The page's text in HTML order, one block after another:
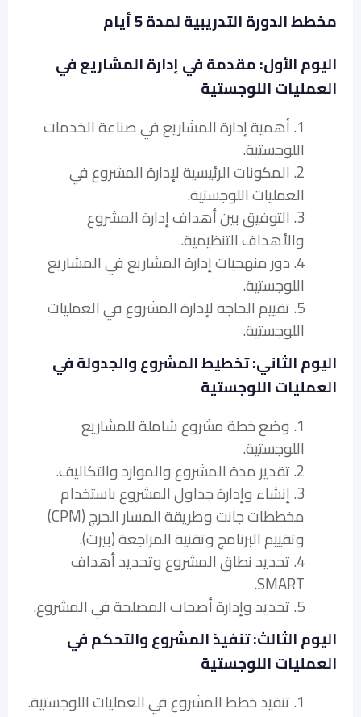
مخطط الدورة التدريبية لمدة 5 أيام
اليوم الأول: مقدمة في إدارة المشاريع في
العمليات اللوجستية
1. أهمية إدارة المشاريع في صناعة الخدمات
اللوجستية.
2. المكونات الرئيسية لإدارة المشروع في
العمليات اللوجستية.
3. التوفيق بين أهداف إدارة المشروع
والأهداف التنظيمية.
4. دور منهجيات إدارة المشاريع في المشاريع
اللوجستية.
5. تقييم الحاجة لإدارة المشروع في العمليات
اللوجستية.
اليوم الثاني: تخطيط المشروع والجدولة في
العمليات اللوجستية
1. وضع خطة مشروع شاملة للمشاريع
اللوجستية.
2. تقدير مدة المشروع والموارد والتكاليف.
3. إنشاء وإدارة جداول المشروع باستخدام
مخططات جانت وطريقة المسار الحرج (CPM)
وتقييم البرنامج وتقنية المراجعة (بيرت).
4. تحديد نطاق المشروع وتحديد أهداف
SMART.
5. تحديد وإدارة أصحاب المصلحة في المشروع.
اليوم الثالث: تنفيذ المشروع والتحكم في
العمليات اللوجستية
1. تنفيذ خطط المشروع في العمليات اللوجستية.